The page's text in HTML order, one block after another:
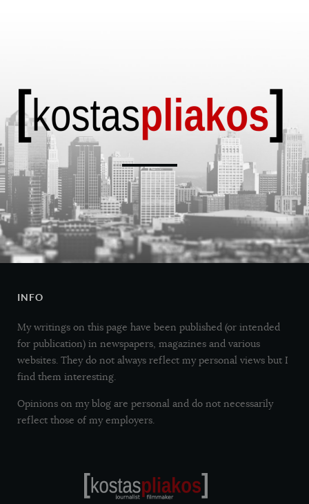
INFO
My writings on this page have been published (or intended
for publication) in newspapers, magazines and various
websites. They do not always reflect my personal views but I
find them interesting.
Opinions on my blog are personal and do not necessarily
reflect those of my employers.